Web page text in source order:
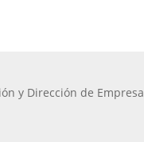
y Dirección de